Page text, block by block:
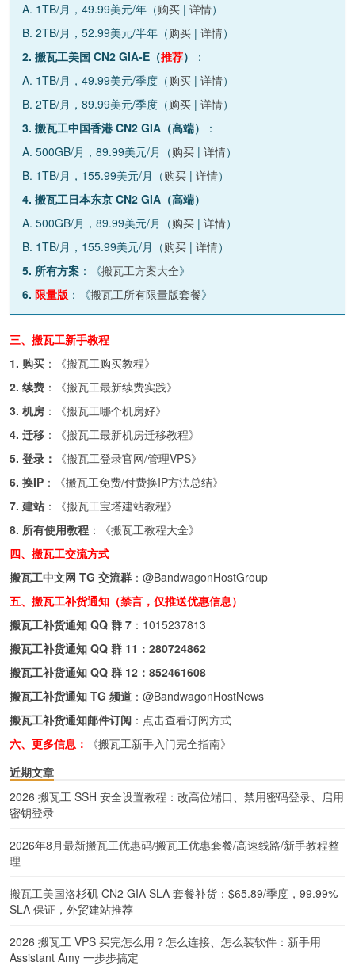
A. 1TB/月，49.99美元/年（购买 | 详情）
B. 2TB/月，52.99美元/半年（购买 | 详情）
2. 搬瓦工美国 CN2 GIA-E（推荐）
：
A. 1TB/月，49.99美元/季度（购买 | 详情）
B. 2TB/月，89.99美元/季度（购买 | 详情）
3. 搬瓦工中国香港 CN2 GIA（高端）
：
A. 500GB/月，89.99美元/月（购买 | 详情）
B. 1TB/月，155.99美元/月（购买 | 详情）
4. 搬瓦工日本东京 CN2 GIA（高端）
A. 500GB/月，89.99美元/月（购买 | 详情）
B. 1TB/月，155.99美元/月（购买 | 详情）
5. 所有方案 ：《搬瓦工方案大全》
6. 限量版 ：《搬瓦工所有限量版套餐》
三、搬瓦工新手教程
1. 购买 ：《搬瓦工购买教程》
2. 续费 ：《搬瓦工最新续费实践》
3. 机房 ：《搬瓦工哪个机房好》
4. 迁移 ：《搬瓦工最新机房迁移教程》
5. 登录：
《搬瓦工登录官网/管理VPS》
6. 换IP ：《搬瓦工免费/付费换IP方法总结》
7. 建站 ：《搬瓦工宝塔建站教程》
8. 所有使用教程 ：《搬瓦工教程大全》
四、搬瓦工交流方式
搬瓦工中文网 TG 交流群 ： @BandwagonHostGroup
五、搬瓦工补货通知（禁言，仅推送优惠信息）
搬瓦工补货通知 QQ 群 7 ： 1015237813
搬瓦工补货通知 QQ 群 11： 280724862
搬瓦工补货通知 QQ 群 12： 852461608
搬瓦工补货通知 TG 频道 ： @BandwagonHostNews
搬瓦工补货通知邮件订阅 ： 点击查看订阅方式
六、更多信息：
《搬瓦工新手入门完全指南》
近期文章
2026 搬瓦工 SSH 安全设置教程：改高位端口、禁用密码登录、启用
密钥登录
2026年8月最新搬瓦工优惠码/搬瓦工优惠套餐/高速线路/新手教程整
理
搬瓦工美国洛杉矶 CN2 GIA SLA 套餐补货：$65.89/季度，99.99%
SLA 保证，外贸建站推荐
2026 搬瓦工 VPS 买完怎么用？怎么连接、怎么装软件：新手用
Assistant Amy 一步步搞定